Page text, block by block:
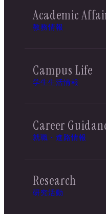
Academic
教務情報
Campus Life
学生生活情報
Career
就職・進路情報
Research
研究活動